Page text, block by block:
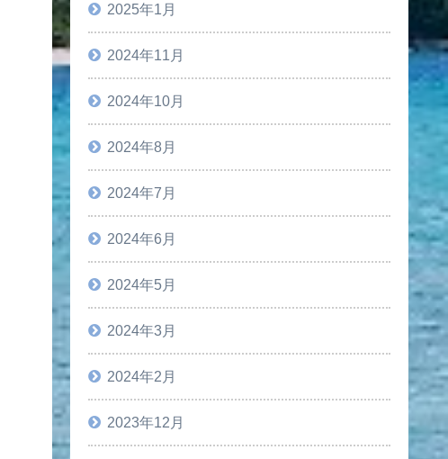
2025年1月
2024年11月
2024年10月
2024年8月
2024年7月
2024年6月
2024年5月
2024年3月
2024年2月
2023年12月